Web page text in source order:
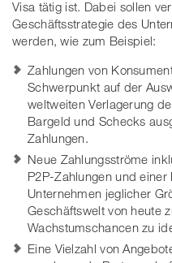
Visa tätig ist. Dabei sollen
Geschäftsstrategie des
werden, wie zum Beispiel:
Zahlungen von
Schwerpunkt auf der
weltweiten Verlagerung
Bargeld und Schecks
Zahlungen.
Neue Zahlungsströme
P2P-Zahlungen und
Unternehmen jeglicher
Geschäftswelt von heute
Wachstumschancen zu
Eine Vielzahl von